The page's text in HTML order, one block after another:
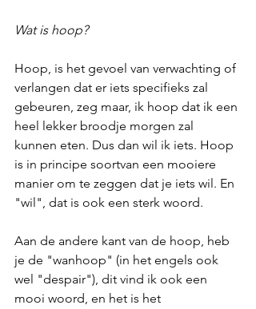
Wat is hoop?
Hoop, is het gevoel van verwachting of
verlangen dat er iets specifieks zal
gebeuren, zeg maar, ik hoop dat ik een
heel lekker broodje morgen zal
kunnen eten. Dus dan wil ik iets. Hoop
is in principe soortvan een mooiere
manier om te zeggen dat je iets wil. En
"wil", dat is ook een sterk woord.
Aan de andere kant van de hoop, heb
je de "wanhoop" (in het engels ook
wel "despair"), dit vind ik ook een
mooi woord, en het is het